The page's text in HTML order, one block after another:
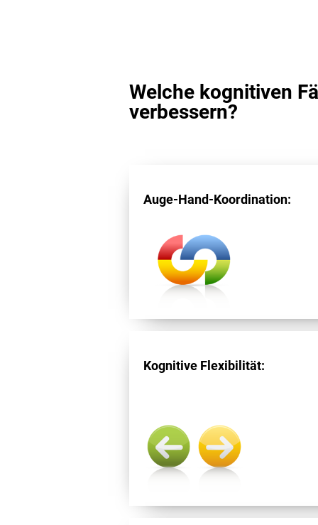
Welche kognitiven
verbessern?
Auge-Hand-Koordination:
Kognitive Flexibilität: